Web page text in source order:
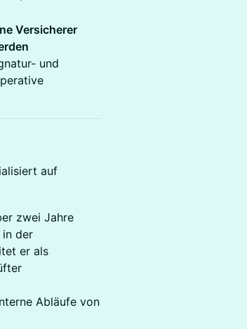
Versicherer
und
auf
zwei Jahre
in der
er als
Abläufe von